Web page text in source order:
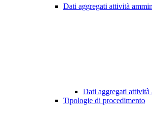
Dati aggregati attività
Dati aggregati attività
Tipologie di procedimento